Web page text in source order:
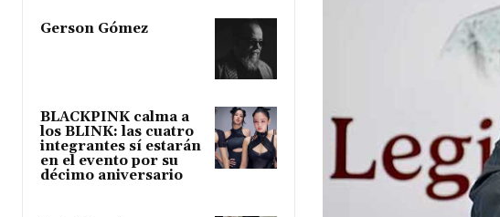
Gerson Gómez
BLACKPINK calma a
los BLINK: las cuatro
integrantes sí estarán
en el evento por su
décimo aniversario